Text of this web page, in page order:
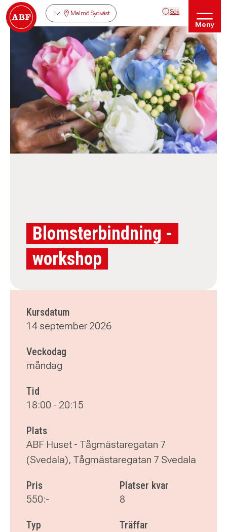
Malmö Sydväst Sök
Meny
Blomsterbindning -
workshop
Kursdatum
14 september 2026
Veckodag
måndag
Tid
18:00 - 20:15
Plats
ABF Huset - Tågmästaregatan 7
(Svedala), Tågmästaregatan 7 Svedala
Pris
550:-
Platser kvar
8
Typ
Träffar